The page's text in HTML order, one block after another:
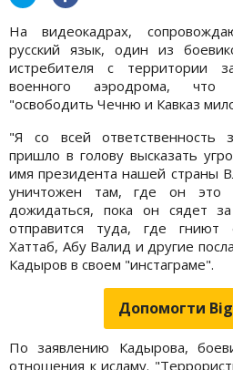
На видеокадрах,
русский язык, один из
истребителя с территории
военного аэродрома, что
"освободить Чечню и Кавказ
"Я со всей ответственность
пришло в голову высказать
имя президента нашей страны
уничтожен там, где он
дожидаться, пока он сядет
отправится туда, где гниют
Хаттаб, Абу Валид и другие
Кадыров в своем "инстаграме".
Допомогти
По заявлению Кадырова,
отношения к исламу.